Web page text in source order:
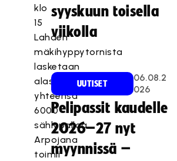
klo
15
Lahden
mäkihyppytornista
lasketaan
alas
yhteensä
6000
sählypalloa.
Arpojana
toimii
syyskuun toisella
viikolla
UUTISET
06.08.2
026
Pelipassit kaudelle
2026–27 nyt
myynnissä –